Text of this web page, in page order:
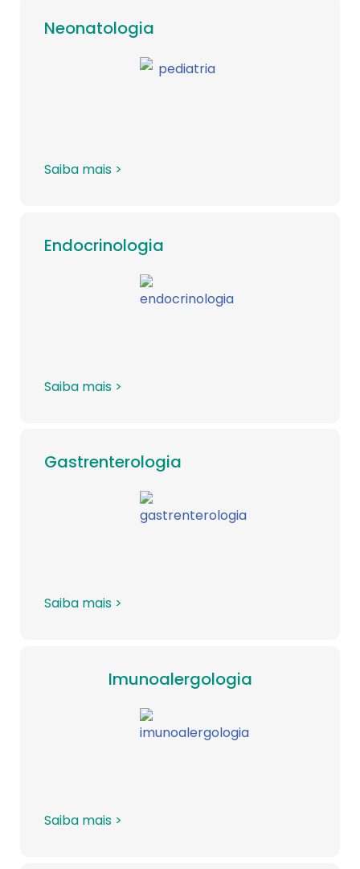
Neonatologia
Saiba mais >
Endocrinologia
Saiba mais >
Gastrenterologia
Saiba mais >
Imunoalergologia
Saiba mais >